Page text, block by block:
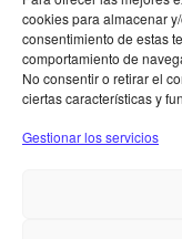
cookies para almacenar
consentimiento de estas
comportamiento de
No consentir o retirar el
ciertas características y
Gestionar los servicios